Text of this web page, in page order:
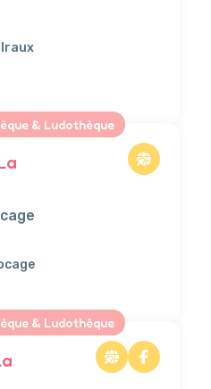
& Ludothèque
& Ludothèque